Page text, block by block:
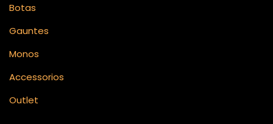
Botas
Gauntes
Monos
Accessorios
Outlet